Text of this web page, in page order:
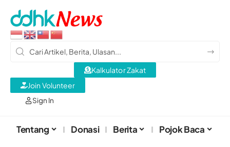
Sign In
Kalkulator Zakat
Join Volunteer
Tentang Donasi Berita Pojok Baca